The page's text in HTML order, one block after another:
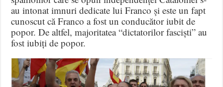
au intonat imnuri dedicate lui Franco și este un fapt
cunoscut că Franco a fost un conducător iubit de
popor. De altfel, majoritatea “dictatorilor fasciști” au
fost iubiți de popor.